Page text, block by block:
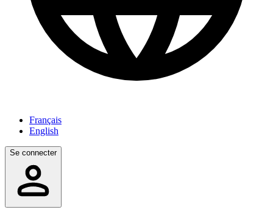
Français
English
Se connecter